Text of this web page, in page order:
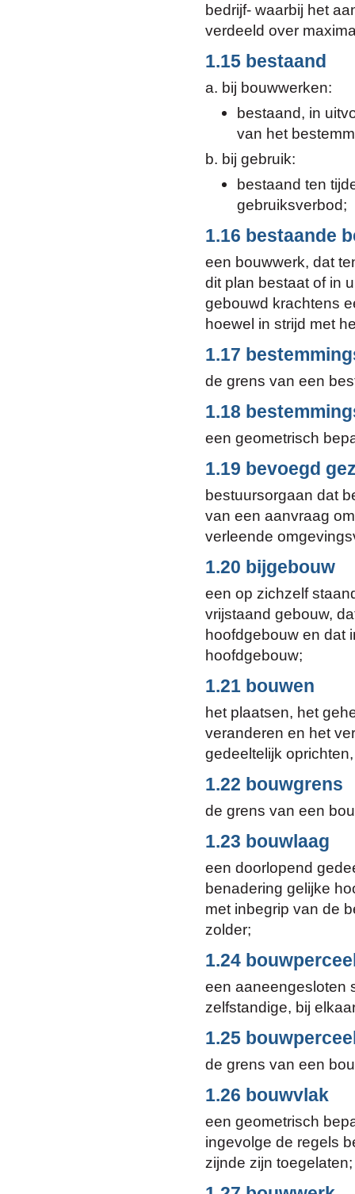
bedrijf- waarbij het
verdeeld over
1.15 bestaand
a. bij bouwwerken:
bestaand, in
van het
b. bij gebruik:
bestaand ten
gebruiksverbod;
1.16 bestaande
een bouwwerk, dat
dit plan bestaat of in
gebouwd krachtens
hoewel in strijd met
1.17
de grens van een
1.18
een geometrisch
1.19 bevoegd
bestuursorgaan dat
van een aanvraag
verleende
1.20 bijgebouw
een op zichzelf
vrijstaand gebouw,
hoofdgebouw en dat
hoofdgebouw;
1.21 bouwen
het plaatsen, het
veranderen en het
gedeeltelijk
1.22 bouwgrens
de grens van een
1.23 bouwlaag
een doorlopend
benadering gelijke
met inbegrip van de
zolder;
1.24
een aaneengesloten
zelfstandige, bij
1.25
de grens van een
1.26 bouwvlak
een geometrisch
ingevolge de regels
zijnde zijn toegelaten;